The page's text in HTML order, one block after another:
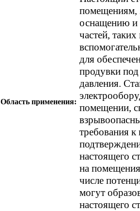
Область применения:
помещениям,
оснащению и
частей,
для
продувки
давления.
помещении,
требования
настоящего
на
числе
могут
настоящего